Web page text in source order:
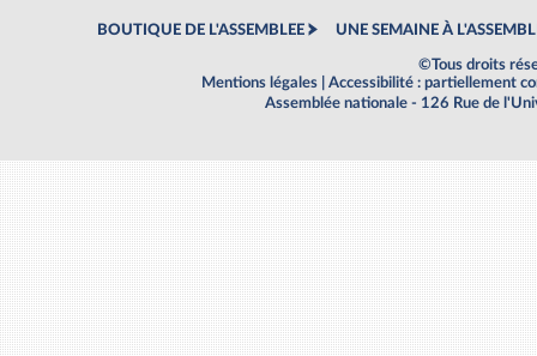
BOUTIQUE DE L'ASSEMBLEE UNE SEMAINE À
©Tous droits
Mentions légales
Accessibilité : partiellement
Assemblée nationale - 126 Rue de